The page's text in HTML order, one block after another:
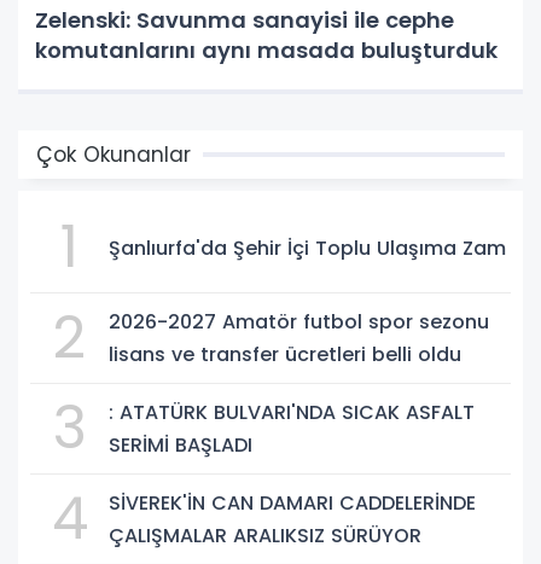
Zelenski: Savunma sanayisi ile cephe
komutanlarını aynı masada buluşturduk
Çok Okunanlar
1 Şanlıurfa'da Şehir İçi Toplu Ulaşıma Zam
2
2026-2027 Amatör futbol spor sezonu
lisans ve transfer ücretleri belli oldu
3
: ATATÜRK BULVARI'NDA SICAK ASFALT
SERİMİ BAŞLADI
4
SİVEREK'İN CAN DAMARI CADDELERİNDE
ÇALIŞMALAR ARALIKSIZ SÜRÜYOR